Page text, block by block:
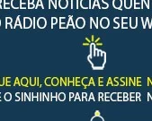
do salário mínimo na...